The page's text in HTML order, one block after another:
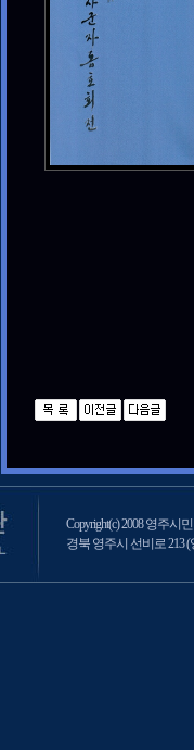
Copyright(c) 2008 영주시
경북 영주시 선비로 213 (